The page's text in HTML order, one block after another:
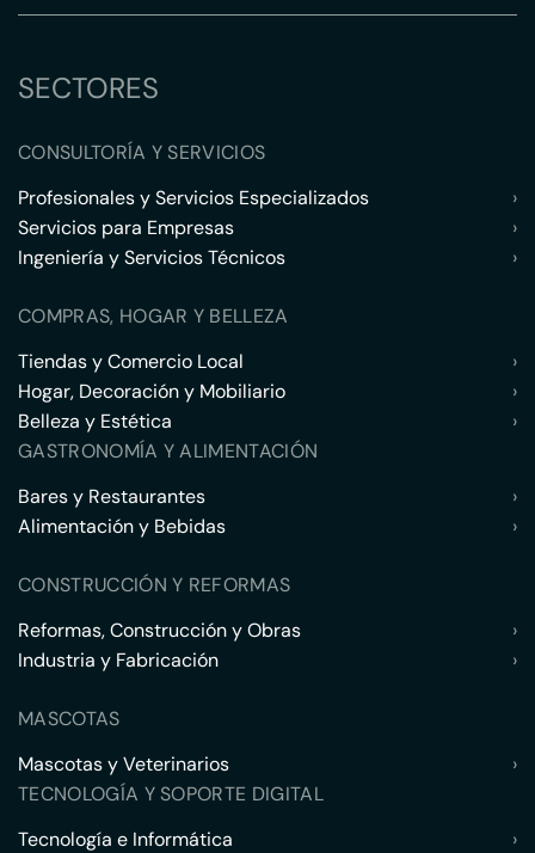
SECTORES
CONSULTORÍA Y SERVICIOS
Profesionales y Servicios Especializados
›
Servicios para Empresas
›
Ingeniería y Servicios Técnicos
›
COMPRAS, HOGAR Y BELLEZA
Tiendas y Comercio Local
›
Hogar, Decoración y Mobiliario
›
Belleza y Estética
›
GASTRONOMÍA Y ALIMENTACIÓN
Bares y Restaurantes
›
Alimentación y Bebidas
›
CONSTRUCCIÓN Y REFORMAS
Reformas, Construcción y Obras
›
Industria y Fabricación
›
MASCOTAS
Mascotas y Veterinarios
›
TECNOLOGÍA Y SOPORTE DIGITAL
Tecnología e Informática
›